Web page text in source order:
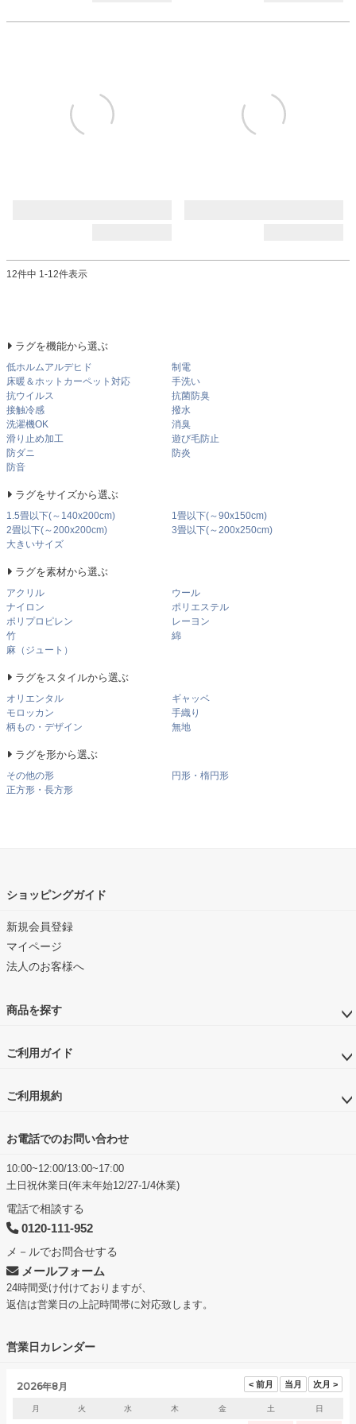
12件中 1-12件表示
ラグを機能から選ぶ
低ホルムアルデヒド
制電
床暖＆ホットカーペット対応
手洗い
抗ウイルス
抗菌防臭
接触冷感
撥水
洗濯機OK
消臭
滑り止め加工
遊び毛防止
防ダニ
防炎
防音
ラグをサイズから選ぶ
1.5畳以下(～140x200cm)
1畳以下(～90x150cm)
2畳以下(～200x200cm)
3畳以下(～200x250cm)
大きいサイズ
ラグを素材から選ぶ
アクリル
ウール
ナイロン
ポリエステル
ポリプロピレン
レーヨン
竹
綿
麻（ジュート）
ラグをスタイルから選ぶ
オリエンタル
ギャッベ
モロッカン
手織り
柄もの・デザイン
無地
ラグを形から選ぶ
その他の形
円形・楕円形
正方形・長方形
ショッピングガイド
新規会員登録
マイページ
法人のお客様へ
商品を探す
ご利用ガイド
ご利用規約
お電話でのお問い合わせ
10:00~12:00/13:00~17:00
土日祝休業日(年末年始12/27-1/4休業)
電話で相談する
0120-111-952
メ－ルでお問合せする
メールフォーム
24時間受け付けておりますが、
返信は営業日の上記時間帯に対応致します。
営業日カレンダー
2026年8月
月 火 水 木 金 土 日